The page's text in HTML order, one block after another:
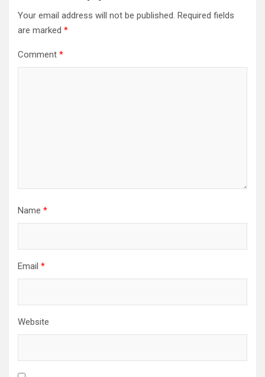
Your email address will not be published. Required fields
are marked *
Comment *
Name *
Email *
Website